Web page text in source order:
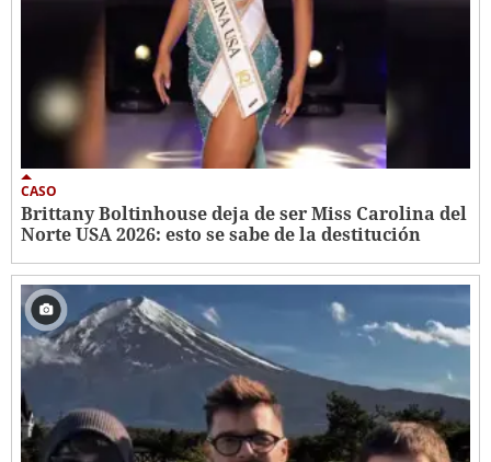
CASO
Brittany Boltinhouse deja de ser Miss Carolina del
Norte USA 2026: esto se sabe de la destitución